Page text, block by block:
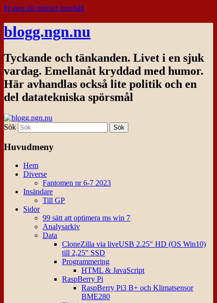
Hoppa till primärt innehåll
blogg.ngn.nu
Tyckande och tänkanden. Livet i en sjuk
vardag. Emellanåt kryddad med humor.
Här avhandlas också lite politik och en
del datatekniska spörsmål
Sök
Huvudmeny
Hem
Diverse
Fantomen nr 6-7 2023
Insändare
Till GP
Sidor
99 sätt att optimera ms win 7
Analysarkiv
Data
CloneZilla via liveUSB 2.25″ HD (OS Win10)
till 2,25″ SSD
Programmering
HTML & JavaScript
RaspBerry Pi
RaspBerry Pi3 B+ och Klimatsensor
BME280